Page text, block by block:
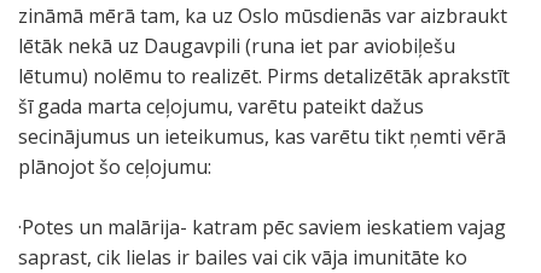
zināmā mērā tam, ka uz Oslo mūsdienās var aizbraukt
lētāk nekā uz Daugavpili (runa iet par aviobiļešu
lētumu) nolēmu to realizēt. Pirms detalizētāk aprakstīt
šī gada marta ceļojumu, varētu pateikt dažus
secinājumus un ieteikumus, kas varētu tikt ņemti vērā
plānojot šo ceļojumu:
·Potes un malārija- katram pēc saviem ieskatiem vajag
saprast, cik lielas ir bailes vai cik vāja imunitāte ko